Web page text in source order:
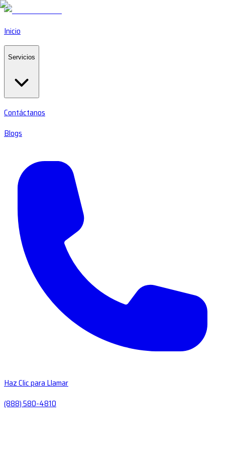
Inicio
Servicios
Contáctanos
Blogs
Haz Clic para Llamar
(888) 580-4810